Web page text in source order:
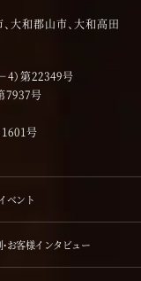
大和郡山市、大和高田
）第22349号
7937号
号
ベント
お客様インタビュー